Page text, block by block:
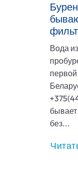
Вода
без...